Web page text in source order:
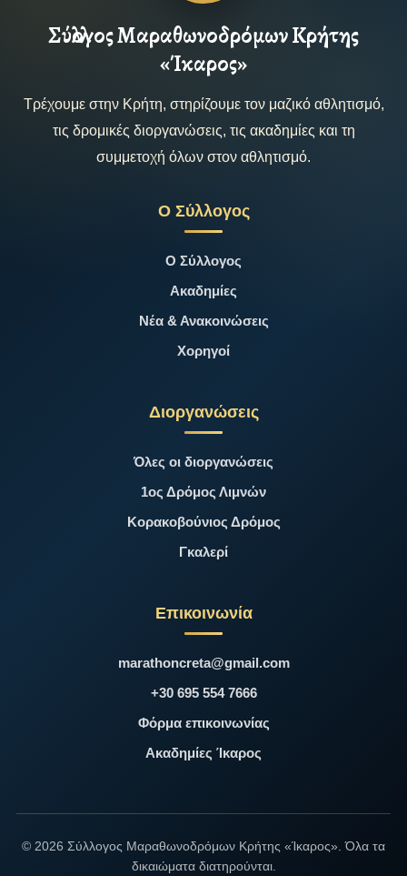
Σύλλογος Μαραθωνοδρόμων Κρήτης
«Ίκαρος»
Τρέχουμε στην Κρήτη, στηρίζουμε τον μαζικό αθλητισμό,
τις δρομικές διοργανώσεις, τις ακαδημίες και τη
συμμετοχή όλων στον αθλητισμό.
Ο Σύλλογος
Ο Σύλλογος
Ακαδημίες
Νέα & Ανακοινώσεις
Χορηγοί
Διοργανώσεις
Όλες οι διοργανώσεις
1ος Δρόμος Λιμνών
Κορακοβούνιος Δρόμος
Γκαλερί
Επικοινωνία
marathoncreta@gmail.com
+30 695 554 7666
Φόρμα επικοινωνίας
Ακαδημίες Ίκαρος
© 2026 Σύλλογος Μαραθωνοδρόμων Κρήτης «Ίκαρος». Όλα τα
δικαιώματα διατηρούνται.